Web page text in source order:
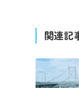
関連記